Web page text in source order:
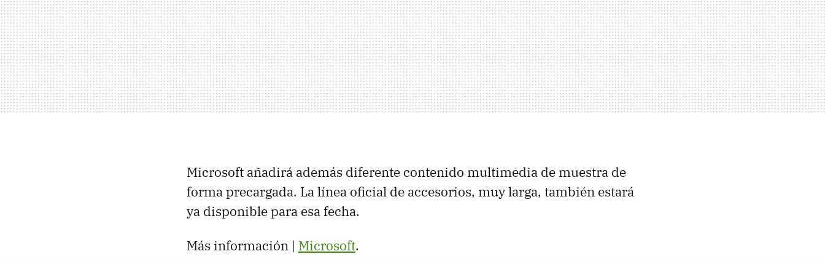
Microsoft añadirá además diferente contenido multimedia de muestra de
forma precargada. La línea oficial de accesorios, muy larga, también estará
ya disponible para esa fecha.
Más información | Microsoft.